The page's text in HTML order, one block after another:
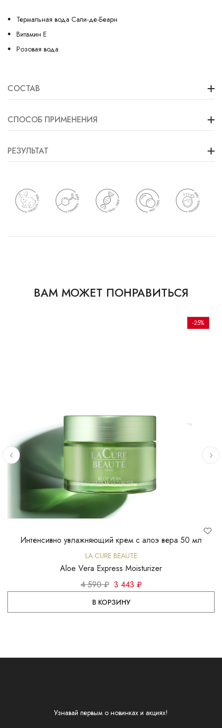
Термальная вода Сали-де-Беарн
Витамин Е
Розовая вода
СОСТАВ
СПОСОБ ПРИМЕНЕНИЯ
РЕЗУЛЬТАТ
ВАМ МОЖЕТ ПОНРАВИТЬСЯ
Интенсивно увлажняющий крем с алоэ вера 50 мл
LA CURE BEAUTE
Aloe Vera Express Moisturizer
4 590 ₽ 3 443 ₽
В КОРЗИНУ
-25%
Узнавай первым о новинках и акциях!